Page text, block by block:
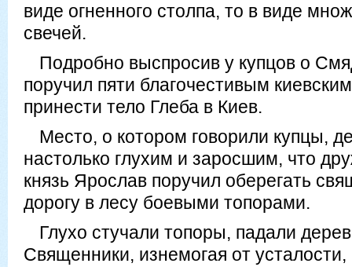
виде огненного столпа, то в виде
свечей.
Подробно выспросив у купцов о
поручил пяти благочестивым
принести тело Глеба в Киев.
Место, о котором говорили купцы,
настолько глухим и заросшим, что
князь Ярослав поручил оберегать
дорогу в лесу боевыми топорами.
Глухо стучали топоры, падали
Священники, изнемогая от